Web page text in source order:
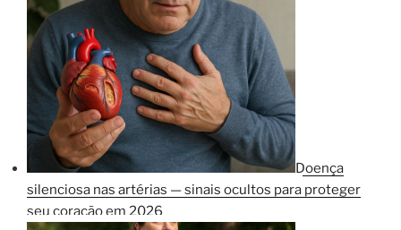
Doença
silenciosa nas artérias — sinais ocultos para proteger
seu coração em 2026